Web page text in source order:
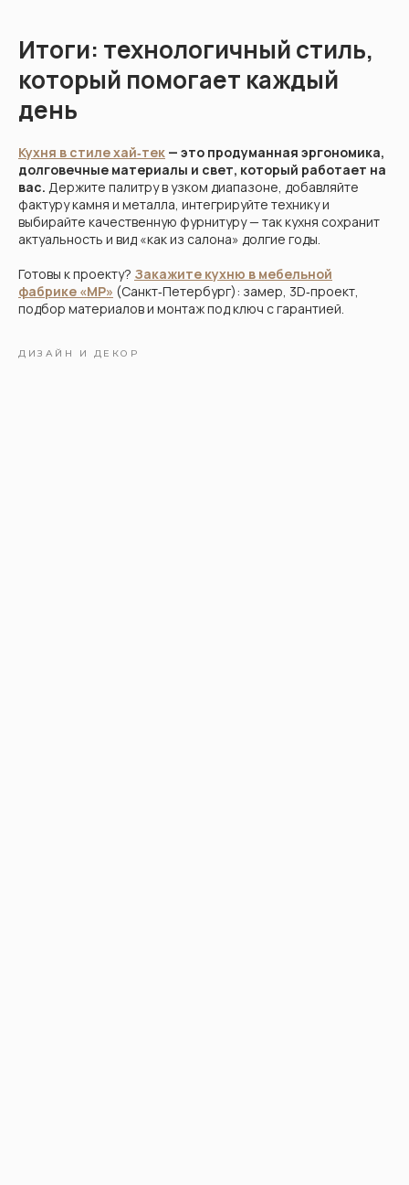
Итоги: технологичный стиль,
который помогает каждый
день
Кухня в стиле хай‑тек — это продуманная эргономика,
долговечные материалы и свет, который работает на
вас. Держите палитру в узком диапазоне, добавляйте
фактуру камня и металла, интегрируйте технику и
выбирайте качественную фурнитуру — так кухня сохранит
актуальность и вид «как из салона» долгие годы.
Готовы к проекту? Закажите кухню в мебельной
фабрике «МР» (Санкт‑Петербург): замер, 3D‑проект,
подбор материалов и монтаж под ключ с гарантией.
ДИЗАЙН И ДЕКОР